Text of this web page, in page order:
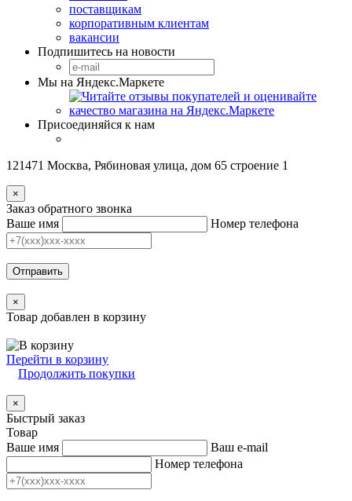
поставщикам
корпоративным клиентам
вакансии
Подпишитесь на новости
Мы на Яндекс.Маркете
Присоединяйся к нам
121471 Москва, Рябиновая улица, дом 65 строение 1
×
Заказ обратного звонка
Ваше имя
Номер телефона
Отправить
×
Товар добавлен в корзину
Перейти в корзину
Продолжить покупки
×
Быстрый заказ
Товар
Ваше имя
Ваш e-mail
Номер телефона